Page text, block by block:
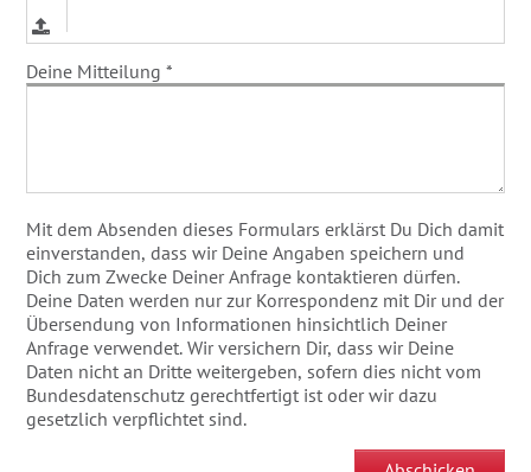
Deine Mitteilung *
Mit dem Absenden dieses Formulars erklärst Du Dich damit
einverstanden, dass wir Deine Angaben speichern und
Dich zum Zwecke Deiner Anfrage kontaktieren dürfen.
Deine Daten werden nur zur Korrespondenz mit Dir und der
Übersendung von Informationen hinsichtlich Deiner
Anfrage verwendet. Wir versichern Dir, dass wir Deine
Daten nicht an Dritte weitergeben, sofern dies nicht vom
Bundesdatenschutz gerechtfertigt ist oder wir dazu
gesetzlich verpflichtet sind.